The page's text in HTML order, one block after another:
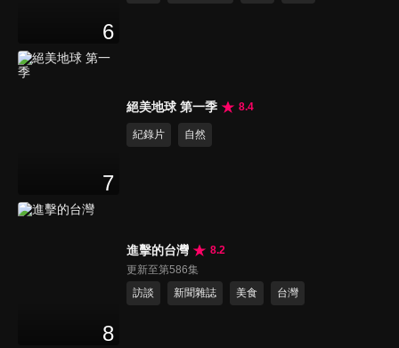
6
7
絕美地球 第一季 8.4
紀錄片 自然
8
進擊的台灣
8.2
更新至第586集
訪談
新聞雜誌 美食 台灣